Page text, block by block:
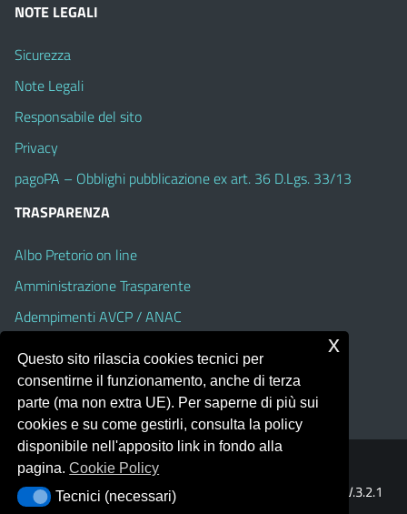
NOTE LEGALI
Sicurezza
Note Legali
Responsabile del sito
Privacy
pagoPA – Obblighi pubblicazione ex art. 36 D.Lgs. 33/13
TRASPARENZA
Albo Pretorio on line
Amministrazione Trasparente
Adempimenti AVCP / ANAC
Accesso Civico
Dichiarazione di accessibilità
Portale realizzato con la piattaforma
Template Italia configurato sul tema accessibile
V.3.2.1
Questo sito rilascia cookies tecnici per
consentirne il funzionamento, anche di terza
parte (ma non extra UE). Per saperne di più sui
cookies e su come gestirli, consulta la policy
disponibile nell'apposito link in fondo alla
pagina.Cookie Policy
Tecnici (necessari)
Tecnici (necessari)
x